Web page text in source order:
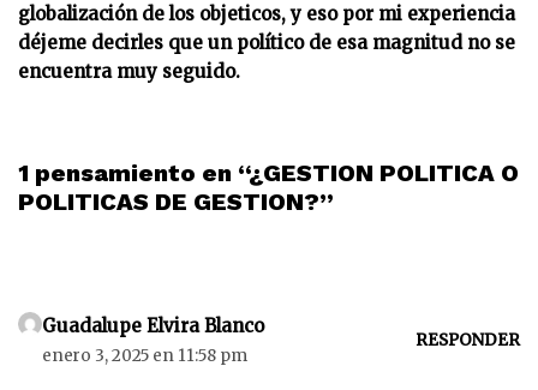
globalización de los objeticos, y eso por mi experiencia
déjeme decirles que un político de esa magnitud no se
encuentra muy seguido.
1 pensamiento en “¿GESTION POLITICA O
POLITICAS DE GESTION?”
Guadalupe Elvira Blanco
enero 3, 2025 en 11:58 pm
RESPONDER